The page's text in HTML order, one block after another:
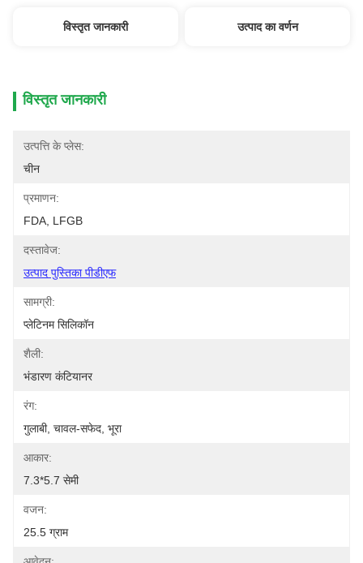
विस्तृत जानकारी उत्पाद का वर्णन
विस्तृत जानकारी
उत्पत्ति के प्लेस:
चीन
प्रमाणन:
FDA, LFGB
दस्तावेज:
उत्पाद पुस्तिका पीडीएफ
सामग्री:
प्लेटिनम सिलिकॉन
शैली:
भंडारण कंटियानर
रंग:
गुलाबी, चावल-सफेद, भूरा
आकार:
7.3*5.7 सेमी
वजन:
25.5 ग्राम